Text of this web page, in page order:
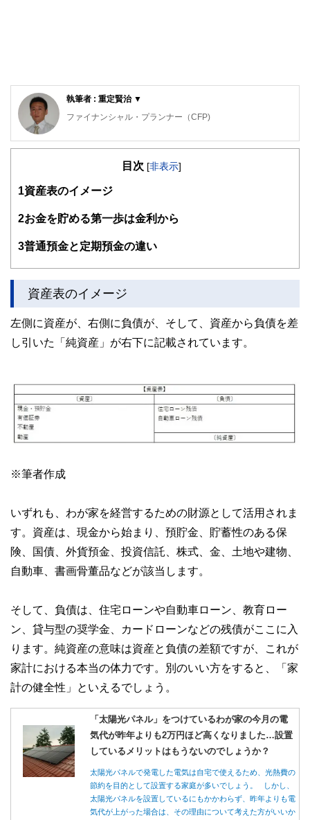
執筆者 : 重定賢治 ▼
ファイナンシャル・プランナー（CFP)
明治大学法学部法律学科を卒業後、金融機関にて資産運用業
ファイナンシャル・プランナー（FP）の上級資格である
業務を行う。
また、全国商工会連合会の「エキスパートバンク」にCFP®
資格保持者として登録。
法人向け福利厚生制度「ワーク・ライフ・バランス相談室」
2017年、独立行政法人日本学生支援機構の「スカラシッ
金のセミナー・相談会を通じ、国の事業として教育の格差な
ど社会問題の解決にも取り組む。
https://fpofficekaientai.wixsite.com/fp-office-kaientai
目次 [非表示]
1資産表のイメージ
2お金を貯める第一歩は金利から
3普通預金と定期預金の違い
資産表のイメージ
左側に資産が、右側に負債が、そして、資産から負債を差
し引いた「純資産」が右下に記載されています。
※筆者作成
いずれも、わが家を経営するための財源として活用されま
す。資産は、現金から始まり、預貯金、貯蓄性のある保
険、国債、外貨預金、投資信託、株式、金、土地や建物、
自動車、書画骨董品などが該当します。
そして、負債は、住宅ローンや自動車ローン、教育ロー
ン、貸与型の奨学金、カードローンなどの残債がここに入
ります。純資産の意味は資産と負債の差額ですが、これが
家計における本当の体力です。別のいい方をすると、「家
計の健全性」といえるでしょう。
「太陽光パネル」をつけているわが家の今月の電
気代が昨年よりも2万円ほど高くなりました…設置
しているメリットはもうないのでしょうか？
太陽光パネルで発電した電気は自宅で使えるため、光熱費の
節約を目的として設置する家庭が多いでしょう。 しかし、
太陽光パネルを設置しているにもかかわらず、昨年よりも電
気代が上がった場合は、その理由について考えた方がいいか